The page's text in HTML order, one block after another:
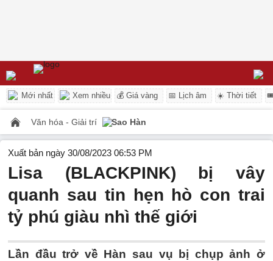
Mới nhất Xem nhiều 💰 Giá vàng 📅 Lịch âm ☀️ Thời tiết
Văn hóa - Giải trí Sao Hàn
Xuất bản ngày 30/08/2023 06:53 PM
Lisa (BLACKPINK) bị vây
quanh sau tin hẹn hò con trai
tỷ phú giàu nhì thế giới
Lần đầu trở về Hàn sau vụ bị chụp ảnh ở